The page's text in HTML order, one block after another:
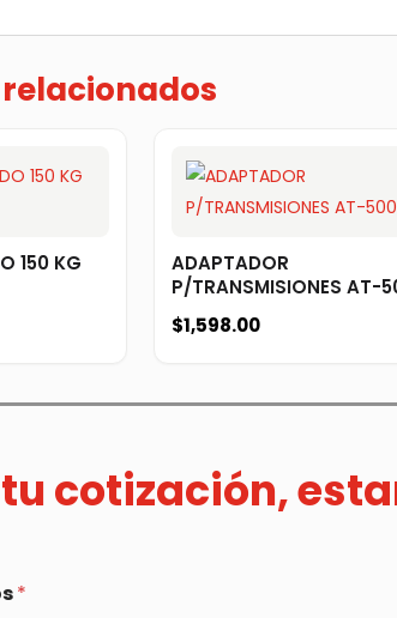
150 KG
ADAPTADOR
P/TRANSMISIONES AT-
$1,598.00
tu cotización,
*